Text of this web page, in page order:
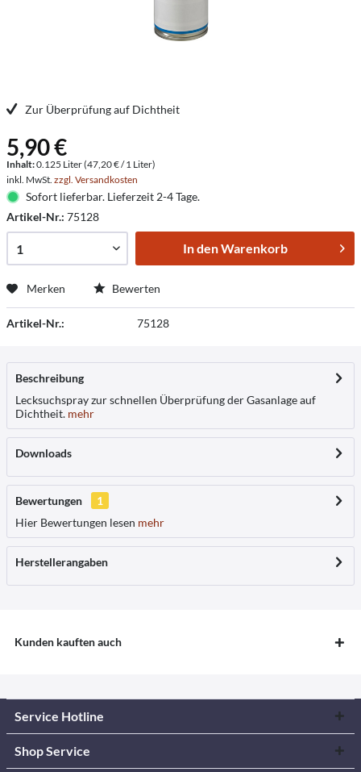
Zur Überprüfung auf Dichtheit
5,90 €
Inhalt:0.125 Liter (47,20 € / 1 Liter)
inkl. MwSt. zzgl. Versandkosten
Sofort lieferbar. Lieferzeit 2-4 Tage.
Artikel-Nr.: 75128
In denWarenkorb
Merken Bewerten
Artikel-Nr.: 75128
Beschreibung
Lecksuchspray zur schnellen Überprüfung der Gasanlage auf
Dichtheit. mehr
Downloads
Bewertungen
1
Hier Bewertungen lesen mehr
Herstellerangaben
Kunden kauften auch
Service Hotline
Shop Service